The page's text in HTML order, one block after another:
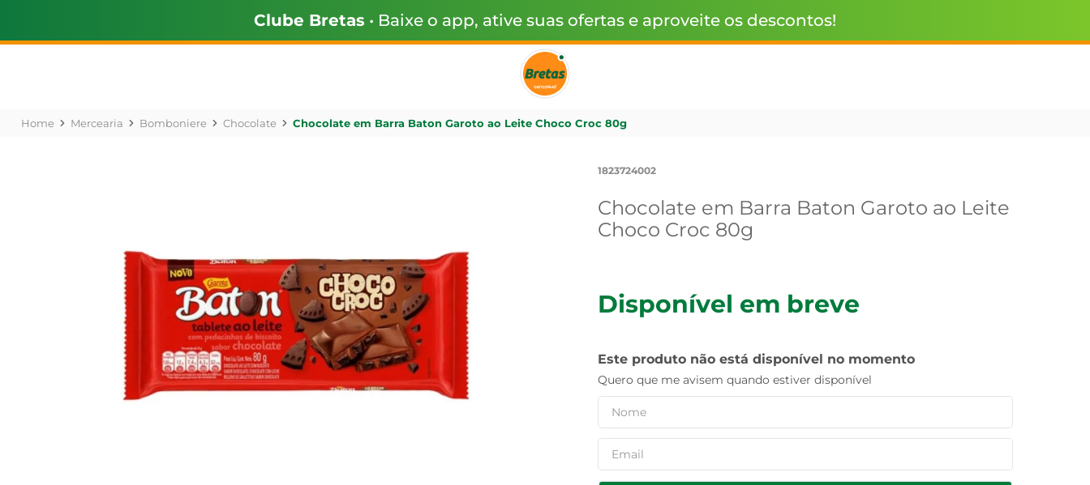
Clube Bretas • Baixe o app, ative suas ofertas e aproveite os descontos!
Mercearia Bomboniere Chocolate Chocolate em Barra Baton Garoto ao Leite Choco Croc 80g
1823724002
Chocolate em Barra Baton Garoto ao Leite
Choco Croc 80g
Disponível em breve
Este produto não está disponível no momento
Quero que me avisem quando estiver disponível